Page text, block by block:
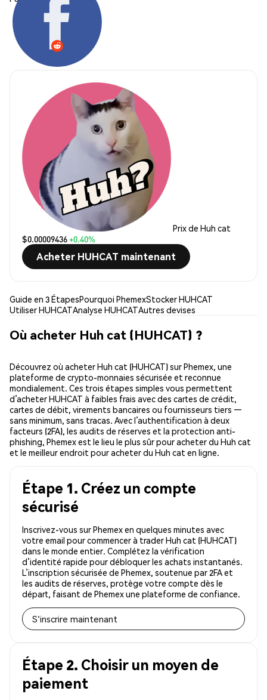
Prix de Huh cat
$0.00009436+0.40%
Acheter HUHCAT maintenant
Guide en 3 ÉtapesPourquoi PhemexStocker HUHCAT
Utiliser HUHCATAnalyse HUHCATAutres devises
Où acheter Huh cat (HUHCAT) ?
Découvrez où acheter Huh cat (HUHCAT) sur Phemex, une
plateforme de crypto-monnaies sécurisée et reconnue
mondialement. Ces trois étapes simples vous permettent
d’acheter HUHCAT à faibles frais avec des cartes de crédit,
cartes de débit, virements bancaires ou fournisseurs tiers —
sans minimum, sans tracas. Avec l’authentification à deux
facteurs (2FA), les audits de réserves et la protection anti-
phishing, Phemex est le lieu le plus sûr pour acheter du Huh cat
et le meilleur endroit pour acheter du Huh cat en ligne.
Étape 1. Créez un compte
sécurisé
Inscrivez-vous sur Phemex en quelques minutes avec
votre email pour commencer à trader Huh cat (HUHCAT)
dans le monde entier. Complétez la vérification
d’identité rapide pour débloquer les achats instantanés.
L’inscription sécurisée de Phemex, soutenue par 2FA et
les audits de réserves, protège votre compte dès le
départ, faisant de Phemex une plateforme de confiance.
S'inscrire maintenant
Étape 2. Choisir un moyen de
paiement